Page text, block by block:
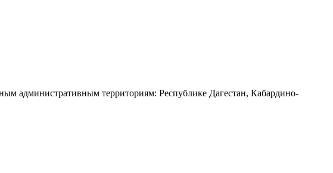
административным территориям: Республике Дагестан, Кабардино-